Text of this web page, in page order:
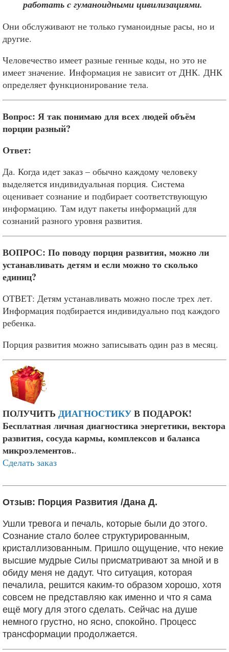
работать с гуманоидными цивилизациями.
Они обслуживают не только гуманоидные расы, но и
другие.
Человечество имеет разные генные коды, но это не
имеет значение. Информация не зависит от ДНК. ДНК
определяет функционирование тела.
Вопрос: Я так понимаю для всех людей объём
порции разный?
Ответ:
Да. Когда идет заказ – обычно каждому человеку
выделяется индивидуальная порция. Система
оценивает сознание и подбирает соответствующую
информацию. Там идут пакеты информаций для
сознаний разного уровня развития.
ВОПРОС: По поводу порция развития, можно ли
устанавливать детям и если можно то сколько
единиц?
ОТВЕТ: Детям устанавливать можно после трех лет.
Информация подбирается индивидуально под каждого
ребенка.
Порция развития можно записывать один раз в месяц.
ПОЛУЧИТЬ ДИАГНОСТИКУВ ПОДАРОК!
Бесплатная личная диагностика энергетики, вектора
развития, сосуда кармы, комплексов и баланса
микроэлементов..
Сделать заказ
Отзыв: Порция Развития /Дана Д.
Ушли тревога и печаль, которые были до этого.
Сознание стало более структурированным,
кристаллизованным. Пришло ощущение, что некие
высшие мудрые Силы присматривают за мной и в
обиду меня не дадут. Что ситуация, которая
печалила, решится каким-то образом хорошо, хотя
совсем не представляю как именно и что я сама
ещё могу для этого сделать. Сейчас на душе
немного грустно, но ясно, спокойно. Процесс
трансформации продолжается.